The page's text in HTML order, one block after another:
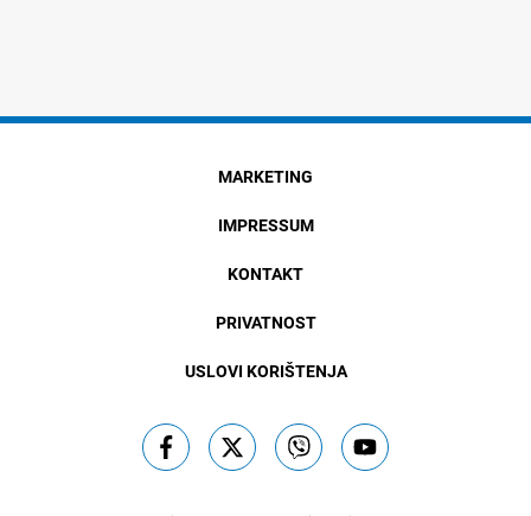
MARKETING
IMPRESSUM
KONTAKT
PRIVATNOST
USLOVI KORIŠTENJA